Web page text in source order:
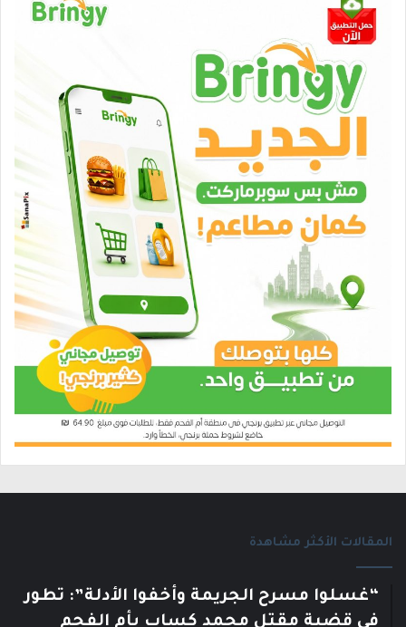
المقالات الأكثر مشاهدة
“غسلوا مسرح الجريمة وأخفوا الأدلة”: تطور
في قضية مقتل محمد كساب بأم الفحم